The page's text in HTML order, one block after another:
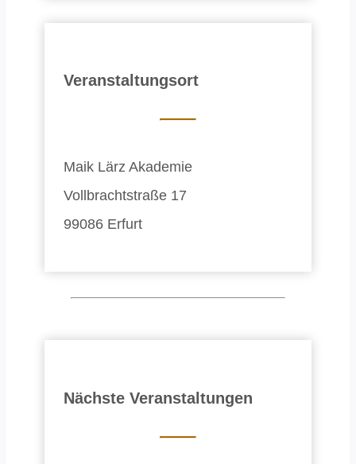
Veranstaltungsort
Maik Lärz Akademie
Vollbrachtstraße 17
99086 Erfurt
Nächste Veranstaltungen